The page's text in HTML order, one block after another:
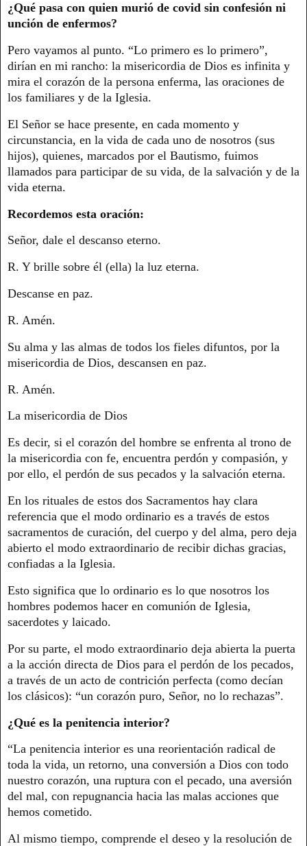
¿Qué pasa con quien murió de covid sin confesión ni
unción de enfermos?
Pero vayamos al punto. “Lo primero es lo primero”,
dirían en mi rancho: la misericordia de Dios es infinita y
mira el corazón de la persona enferma, las oraciones de
los familiares y de la Iglesia.
El Señor se hace presente, en cada momento y
circunstancia, en la vida de cada uno de nosotros (sus
hijos), quienes, marcados por el Bautismo, fuimos
llamados para participar de su vida, de la salvación y de la
vida eterna.
Recordemos esta oración:
Señor, dale el descanso eterno.
R. Y brille sobre él (ella) la luz eterna.
Descanse en paz.
R. Amén.
Su alma y las almas de todos los fieles difuntos, por la
misericordia de Dios, descansen en paz.
R. Amén.
La misericordia de Dios
Es decir, si el corazón del hombre se enfrenta al trono de
la misericordia con fe, encuentra perdón y compasión, y
por ello, el perdón de sus pecados y la salvación eterna.
En los rituales de estos dos Sacramentos hay clara
referencia que el modo ordinario es a través de estos
sacramentos de curación, del cuerpo y del alma, pero deja
abierto el modo extraordinario de recibir dichas gracias,
confiadas a la Iglesia.
Esto significa que lo ordinario es lo que nosotros los
hombres podemos hacer en comunión de Iglesia,
sacerdotes y laicado.
Por su parte, el modo extraordinario deja abierta la puerta
a la acción directa de Dios para el perdón de los pecados,
a través de un acto de contrición perfecta (como decían
los clásicos): “un corazón puro, Señor, no lo rechazas”.
¿Qué es la penitencia interior?
“La penitencia interior es una reorientación radical de
toda la vida, un retorno, una conversión a Dios con todo
nuestro corazón, una ruptura con el pecado, una aversión
del mal, con repugnancia hacia las malas acciones que
hemos cometido.
Al mismo tiempo, comprende el deseo y la resolución de